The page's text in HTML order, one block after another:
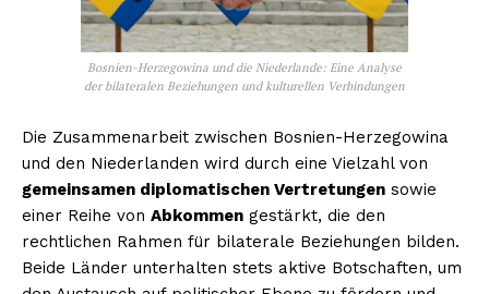
Bosnien-Herzegowina und die Niederlande: Eine Analyse
der bilateralen Beziehungen und kulturellen Verbindungen
Die Zusammenarbeit zwischen Bosnien-Herzegowina
und den Niederlanden wird durch eine Vielzahl von
gemeinsamen diplomatischen Vertretungen sowie
einer Reihe von Abkommen gestärkt, die den
rechtlichen Rahmen für bilaterale Beziehungen bilden.
Beide Länder unterhalten stets aktive Botschaften, um